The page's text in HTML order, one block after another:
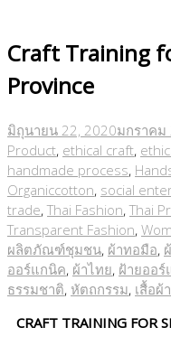
Craft Training
Province
มิถุนายน 22, 2020มกราคม
Product, ethical craft,
handmade process,
Organiccotton, social
trade,Thai Fashion,Thai
Transparent Fashion,
ผลิตภัณฑ์ชุมชน, ผ้าทอมือ,
ออร์แกนิค, ผ้าไทย, ฝ้ายออ
ธรรมชาติ, หัตถกรรม, เสื้อผ้
CRAFT TRAINING FOR